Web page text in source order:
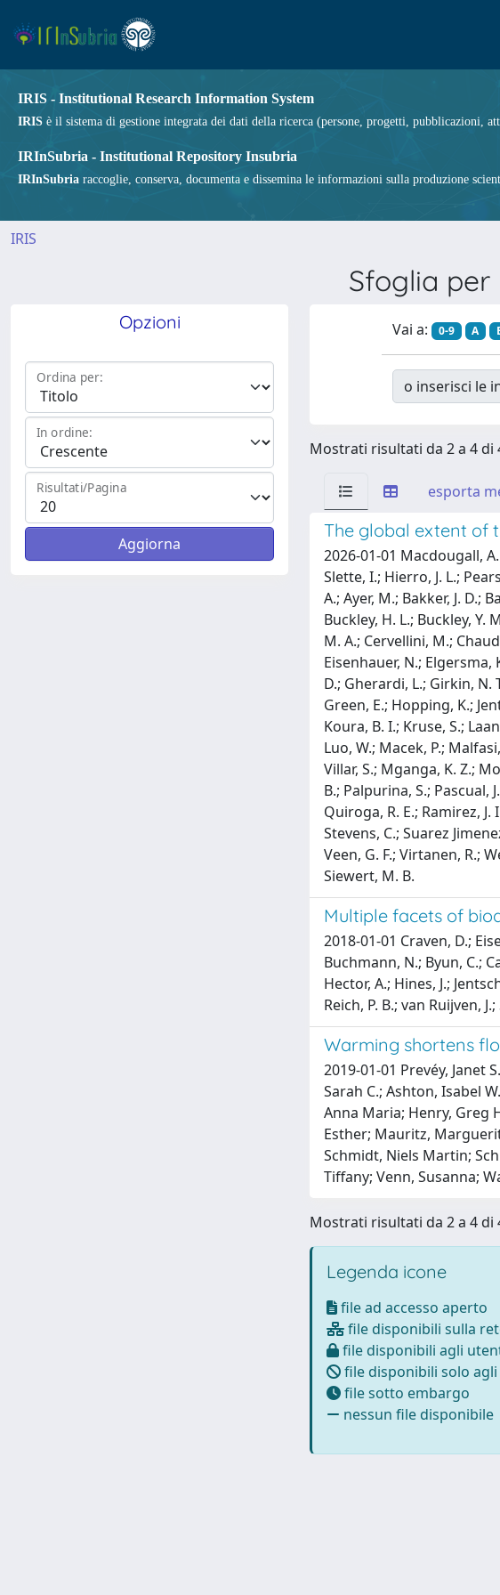
IRIS - Institutional Research Information System
IRIS è il sistema di gestione integrata dei dati della ricerca (persone, progetti, pubblicazioni,
IRInSubria - Institutional Repository Insubria
IRInSubria raccoglie, conserva, documenta e dissemina le informazioni sulla produzione
IRIS
Sfoglia per
Opzioni
Ordina per:
In ordine:
Risultati/Pagina
Vai a: 0-9 A
o inserisci le
Mostrati risultati da 2 a 4 di
esporta
The global extent of
2026-01-01 Macdougall,
Slette, I.; Hierro, J. L.;
A.; Ayer, M.; Bakker, J. D.;
Buckley, H. L.; Buckley,
M. A.; Cervellini, M.;
Eisenhauer, N.; Elgersma,
D.; Gherardi, L.; Girkin, N.
Green, E.; Hopping, K.;
Koura, B. I.; Kruse, S.;
Luo, W.; Macek, P.;
Villar, S.; Mganga, K. Z.;
B.; Palpurina, S.; Pascual,
Quiroga, R. E.; Ramirez, J.
Stevens, C.; Suarez
Veen, G. F.; Virtanen, R.;
Siewert, M. B.
Multiple facets of
2018-01-01 Craven, D.;
Buchmann, N.; Byun, C.;
Hector, A.; Hines, J.;
Reich, P. B.; van Ruijven,
Warming shortens
2019-01-01 Prevéy, Janet
Sarah C.; Ashton, Isabel
Anna Maria; Henry, Greg
Esther; Mauritz,
Schmidt, Niels Martin;
Tiffany; Venn, Susanna;
Mostrati risultati da 2 a 4 di
Legenda icone
file ad accesso aperto
file disponibili sulla
file disponibili agli
file disponibili solo
file sotto embargo
nessun file disponibile